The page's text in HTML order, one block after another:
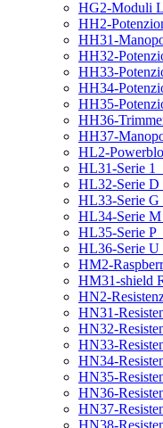
HG2-Moduli
HH2-
HH31-
HH32-
HH33-
HH34-
HH35-
HH36-
HH37-
HL2-
HL31-Serie
HL32-Serie
HL33-Serie
HL34-Serie
HL35-Serie
HL36-Serie
HM2-
HM31-shield
HN2-
HN31-
HN32-
HN33-
HN34-
HN35-
HN36-
HN37-
HN38-